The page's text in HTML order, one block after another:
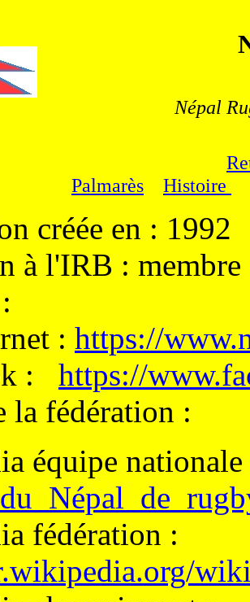
Népal
Palmarès
Histoire
créée en : 1992
à l'IRB : membre
: https://
: https://
la fédération :
équipe
fédération :